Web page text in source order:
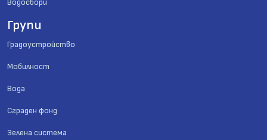
Водосбори
Групи
Градоустройство
Мобилност
Вода
Сграден фонд
Зелена система